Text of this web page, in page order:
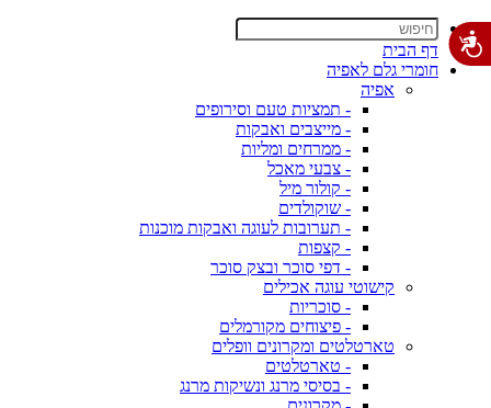
דף הבית
חומרי גלם לאפיה
אפיה
- תמציות טעם וסירופים
- מייצבים ואבקות
- ממרחים ומליות
- צבעי מאכל
- קולור מיל
- שוקולדים
- תערובות לעוגה ואבקות מוכנות
- קצפות
- דפי סוכר ובצק סוכר
קישוטי עוגה אכילים
- סוכריות
- פיצוחים מקורמלים
טארטלטים ומקרונים וופלים
- טארטלטים
- בסיסי מרנג ונשיקות מרנג